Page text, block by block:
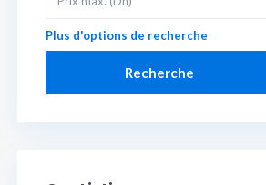
Plus d'options de recherche
Recherche